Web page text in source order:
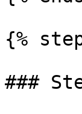
{%
###